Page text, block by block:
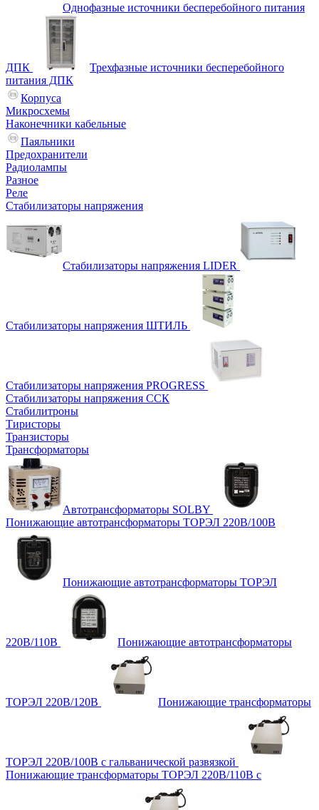
Однофазные источники бесперебойного питания
ДПК
Трехфазные источники бесперебойного
питания ДПК
Корпуса
Микросхемы
Наконечники кабельные
Паяльники
Предохранители
Радиолампы
Разное
Реле
Стабилизаторы напряжения
Стабилизаторы напряжения LIDER
Стабилизаторы напряжения ШТИЛЬ
Стабилизаторы напряжения PROGRESS
Стабилизаторы напряжения ССК
Стабилитроны
Тиристоры
Транзисторы
Трансформаторы
Автотрансформаторы SOLBY
Понижающие автотрансформаторы ТОРЭЛ 220В/100В
Понижающие автотрансформаторы ТОРЭЛ
220В/110В Понижающие автотрансформаторы
ТОРЭЛ 220В/120В Понижающие трансформаторы
ТОРЭЛ 220В/100В с гальванической развязкой
Понижающие трансформаторы ТОРЭЛ 220В/110В с